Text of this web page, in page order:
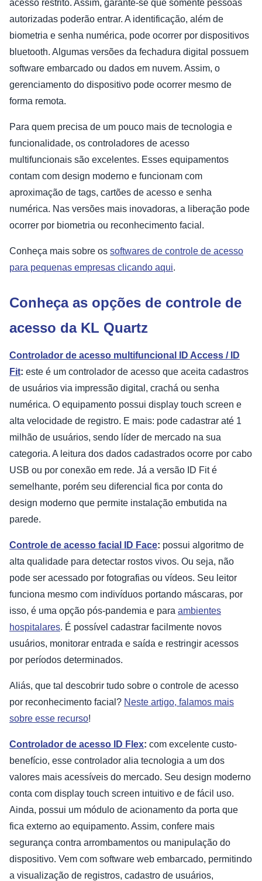
acesso restrito. Assim, garante-se que somente pessoas
autorizadas poderão entrar. A identificação, além de
biometria e senha numérica, pode ocorrer por dispositivos
bluetooth. Algumas versões da fechadura digital possuem
software embarcado ou dados em nuvem. Assim, o
gerenciamento do dispositivo pode ocorrer mesmo de
forma remota.
Para quem precisa de um pouco mais de tecnologia e
funcionalidade, os controladores de acesso
multifuncionais são excelentes. Esses equipamentos
contam com design moderno e funcionam com
aproximação de tags, cartões de acesso e senha
numérica. Nas versões mais inovadoras, a liberação pode
ocorrer por biometria ou reconhecimento facial.
Conheça mais sobre os softwares de controle de acesso
para pequenas empresas clicando aqui.
Conheça as opções de controle de
acesso da KL Quartz
Controlador de acesso multifuncional ID Access / ID
Fit: este é um controlador de acesso que aceita cadastros
de usuários via impressão digital, crachá ou senha
numérica. O equipamento possui display touch screen e
alta velocidade de registro. E mais: pode cadastrar até 1
milhão de usuários, sendo líder de mercado na sua
categoria. A leitura dos dados cadastrados ocorre por cabo
USB ou por conexão em rede. Já a versão ID Fit é
semelhante, porém seu diferencial fica por conta do
design moderno que permite instalação embutida na
parede.
Controle de acesso facial ID Face: possui algoritmo de
alta qualidade para detectar rostos vivos. Ou seja, não
pode ser acessado por fotografias ou vídeos. Seu leitor
funciona mesmo com indivíduos portando máscaras, por
isso, é uma opção pós-pandemia e para ambientes
hospitalares. É possível cadastrar facilmente novos
usuários, monitorar entrada e saída e restringir acessos
por períodos determinados.
Aliás, que tal descobrir tudo sobre o controle de acesso
por reconhecimento facial? Neste artigo, falamos mais
sobre esse recurso!
Controlador de acesso ID Flex: com excelente custo-
benefício, esse controlador alia tecnologia a um dos
valores mais acessíveis do mercado. Seu design moderno
conta com display touch screen intuitivo e de fácil uso.
Ainda, possui um módulo de acionamento da porta que
fica externo ao equipamento. Assim, confere mais
segurança contra arrombamentos ou manipulação do
dispositivo. Vem com software web embarcado, permitindo
a visualização de registros, cadastro de usuários,